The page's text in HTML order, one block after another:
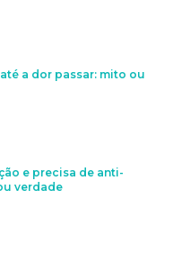
a dor passar: mito ou
e precisa de anti-
verdade